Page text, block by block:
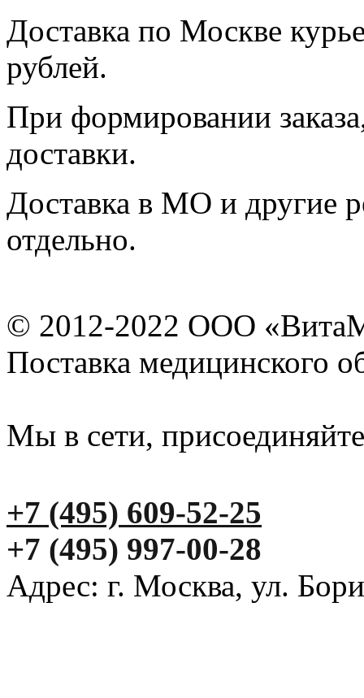
Доставка по Москве
рублей.
При формировании
доставки.
Доставка в МО и другие
отдельно.
© 2012-2022 ООО
Поставка медицинского
Мы в сети,
+7 (495) 609-52-25
+7 (495) 997-00-28
Адрес: г. Москва, ул.